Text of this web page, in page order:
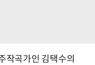
작곡가인 김택수의